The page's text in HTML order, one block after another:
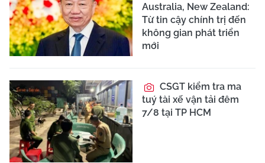
Australia, New Zealand:
Từ tin cậy chính trị đến
không gian phát triển
mới
CSGT kiểm tra ma
tuý tài xế vận tải đêm
7/8 tại TP HCM